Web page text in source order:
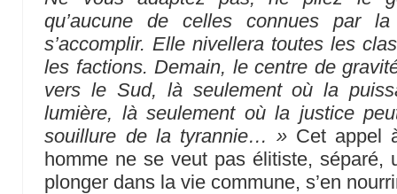
qu’aucune de celles connues par
s’accomplir. Elle nivellera toutes les
les factions. Demain, le centre de
vers le Sud, là seulement où la
lumière, là seulement où la justice
souillure de la tyrannie… »Cet appel à
homme ne se veut pas élitiste, séparé,
plonger dans la vie commune, s’en